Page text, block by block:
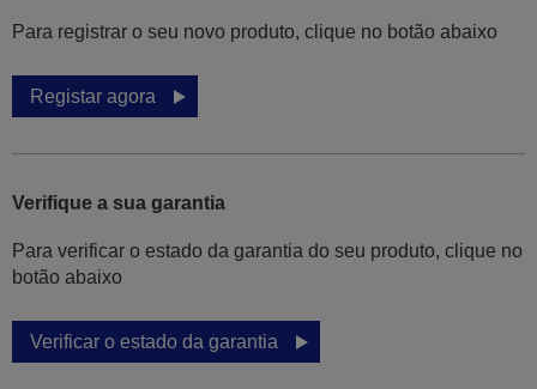
Para registrar o seu novo produto, clique no botão abaixo
Registar agora
Verifique a sua garantia
Para verificar o estado da garantia do seu produto, clique no
botão abaixo
Verificar o estado da garantia